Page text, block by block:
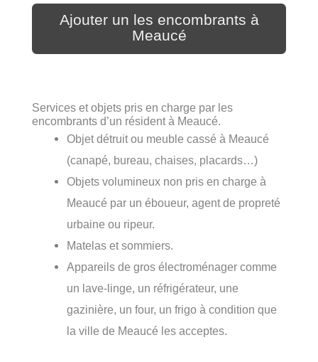
Ajouter un les encombrants à
Meaucé
Services et objets pris en charge par les
encombrants d’un résident à Meaucé.
Objet détruit ou meuble cassé à Meaucé
(canapé, bureau, chaises, placards…)
Objets volumineux non pris en charge à
Meaucé par un éboueur, agent de propreté
urbaine ou ripeur.
Matelas et sommiers.
Appareils de gros électroménager comme
un lave-linge, un réfrigérateur, une
gazinière, un four, un frigo à condition que
la ville de Meaucé les acceptes.